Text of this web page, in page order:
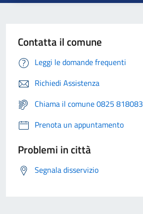
Contatta il comune
Leggi le domande frequenti
Richiedi Assistenza
Chiama il comune 0825 818083
Prenota un appuntamento
Problemi in città
Segnala disservizio